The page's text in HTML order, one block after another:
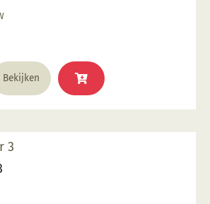
40 kg draaigewicht Op dit
Bekijken